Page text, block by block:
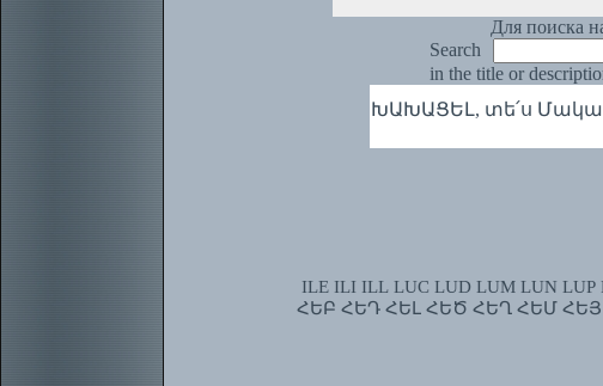
Для поиска
Search
in the title or
ԽԱԽԱՑԵԼ, տե՛ս
ILE ILI ILL LUC LUD LUM LUN LUP
ՀԵԲ ՀԵԴ ՀԵԼ ՀԵԾ ՀԵՂ ՀԵՄ ՀԵՅ